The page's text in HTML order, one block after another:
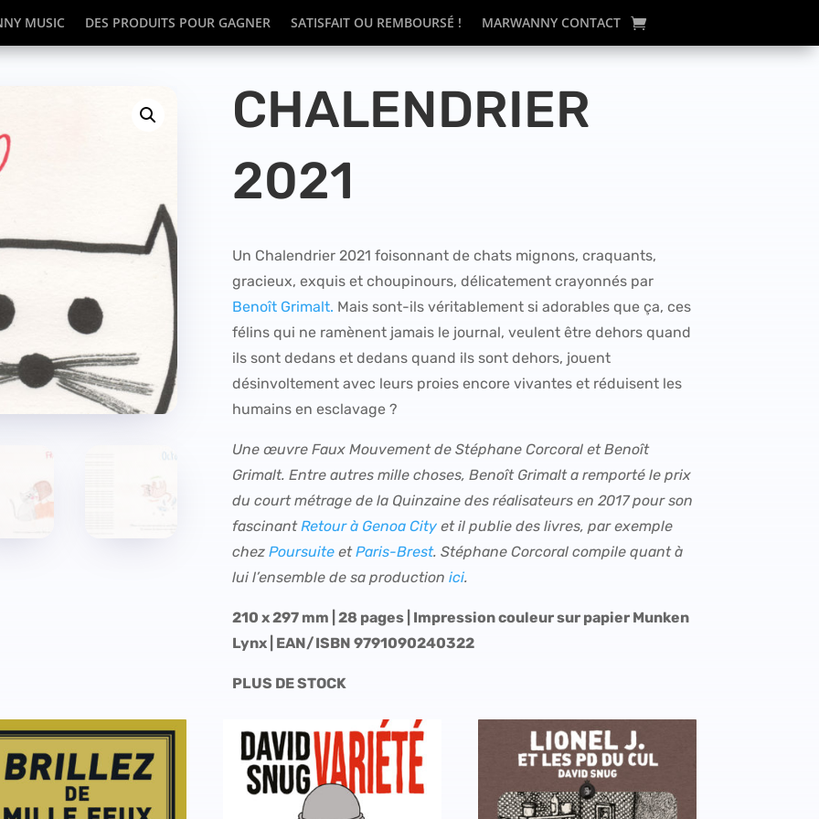
MUSIC DES PRODUITS POUR GAGNER SATISFAIT OU REMBOURSÉ ! MARWANNY CONTACT
CHALENDRIER
2021
Un Chalendrier 2021 foisonnant de chats mignons, craquants,
gracieux, exquis et choupinours, délicatement crayonnés par
Benoît Grimalt. Mais sont-ils véritablement si adorables que ça, ces
félins qui ne ramènent jamais le journal, veulent être dehors quand
ils sont dedans et dedans quand ils sont dehors, jouent
désinvoltement avec leurs proies encore vivantes et réduisent les
humains en esclavage ?
Une œuvre Faux Mouvement de Stéphane Corcoral et Benoît
Grimalt. Entre autres mille choses, Benoît Grimalt a remporté le prix
du court métrage de la Quinzaine des réalisateurs en 2017 pour son
fascinantRetour à Genoa Cityet il publie des livres, par exemple
chez PoursuiteetParis-Brest. Stéphane Corcoral compile quant à
lui l’ensemble de sa production ici.
210 x 297 mm | 28 pages | Impression couleur sur papier Munken
Lynx | EAN/ISBN 9791090240322
PLUS DE STOCK